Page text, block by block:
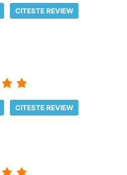
CITESTE REVIEW
CITESTE REVIEW